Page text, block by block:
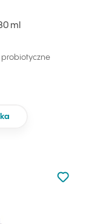
ml
probiotyczne
Nie dodano
Dodaj do